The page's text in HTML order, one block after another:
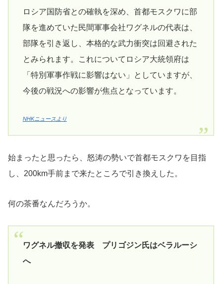
ロシア国防省との確執を深め、首都モスクワに部
隊を進めていた民間軍事会社ワグネルの代表は、
部隊を引き返し、本格的な武力衝突は回避された
とみられます。これについてロシア大統領府は
「特別軍事作戦に影響はない」としていますが、
今後の戦況への影響が焦点となっています。
NHKニュースより
始まったと思ったら、怒涛の勢いで首都モスクワを目指
し、200km手前まで来たところで引き換えした。
何の茶番なんだろうか。
ワグネル撤収を発表 プリゴジン氏はベラルーシ
へ